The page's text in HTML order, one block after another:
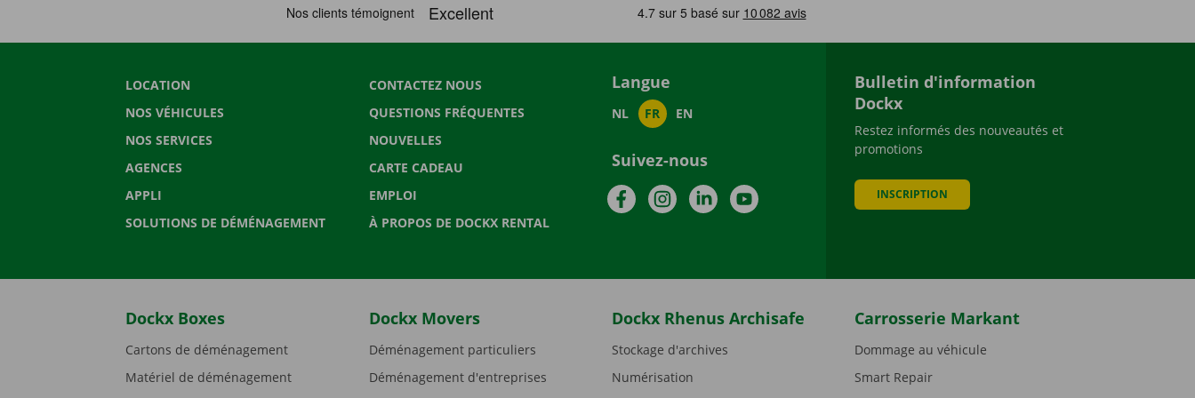
LOCATION
NOS VÉHICULES
NOS SERVICES
AGENCES
APPLI
SOLUTIONS DE DÉMÉNAGEMENT
CONTACTEZ NOUS
QUESTIONS FRÉQUENTES
NOUVELLES
CARTE CADEAU
EMPLOI
À PROPOS DE DOCKX RENTAL
Langue
NL FR EN
Suivez-nous
FacebookInstagramLinkedInYouTube
Bulletin d'information
Dockx
Restez informés des nouveautés et
promotions
INSCRIPTION
Dockx Boxes
Cartons de déménagement
Matériel de déménagement
Dockx Movers
Déménagement particuliers
Déménagement d'entreprises
Dockx Rhenus Archisafe
Stockage d'archives
Numérisation
Carrosserie Markant
Dommage au véhicule
Smart Repair